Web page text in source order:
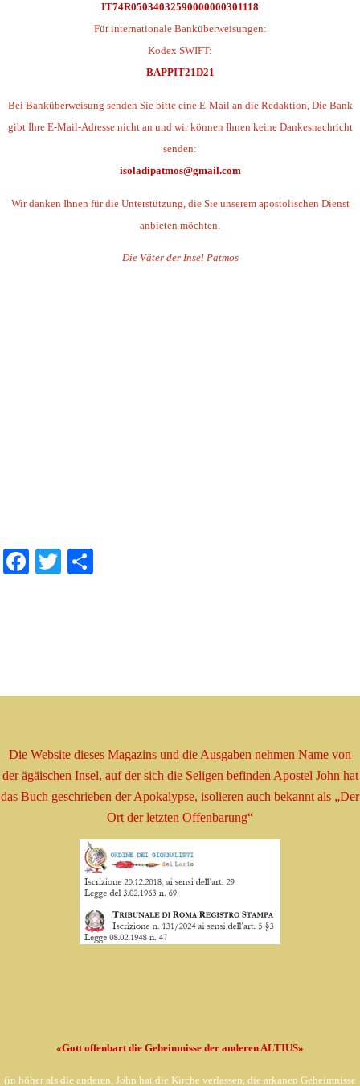
IT74R05034032590000000301118
Für internationale Banküberweisungen:
Kodex SWIFT:
BAPPIT21D21
Bei Banküberweisung senden Sie bitte eine E-Mail an die Redaktion, Die Bank
gibt Ihre E-Mail-Adresse nicht an und wir können Ihnen keine Dankesnachricht
senden:
isoladipatmos@gmail.com
Wir danken Ihnen für die Unterstützung, die Sie unserem apostolischen Dienst
anbieten möchten.
Die Väter der Insel Patmos
Facebook
Twitter
Die Website dieses Magazins und die Ausgaben nehmen Name von
der ägäischen Insel, auf der sich die Seligen befinden Apostel John hat
das Buch geschrieben der Apokalypse, isolieren auch bekannt als „Der
Ort der letzten Offenbarung“
«Gott offenbart die Geheimnisse der anderen ALTIUS»
(in höher als die anderen, John hat die Kirche verlassen, die arkanen Geheimnisse